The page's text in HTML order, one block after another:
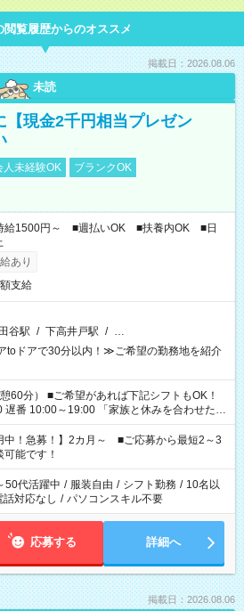
閲覧履歴からのオススメ
掲載日：2026.08.06
未読
【現金2千円相当プレゼン
人未経験OK
ブランクOK
給1500円～ ■週払いOK ■扶養内OK ■日
あり
支給
谷駅 / 下高井戸駅 / …
toドアで30分以内！≫ご希望の勤務地を紹介
下記シフトもOK！
19:00 「家族と休みを合わせた
て夕飯の準備がしたい」 「できれば残業はし
望を教えてくださいね。 ※Wワーク希望
仕事で希望する勤務時間と、もう1つのお仕事
で週40時間を超える場合は応募できません。
中！急募！】2カ月～ ■ご応募から最短2～3
能です！
50代活躍中 / 服装自由 / シフト勤務 / 10名以
話対応なし / パソコンスキル不要
応募する 詳細へ
掲載日：2026.08.06